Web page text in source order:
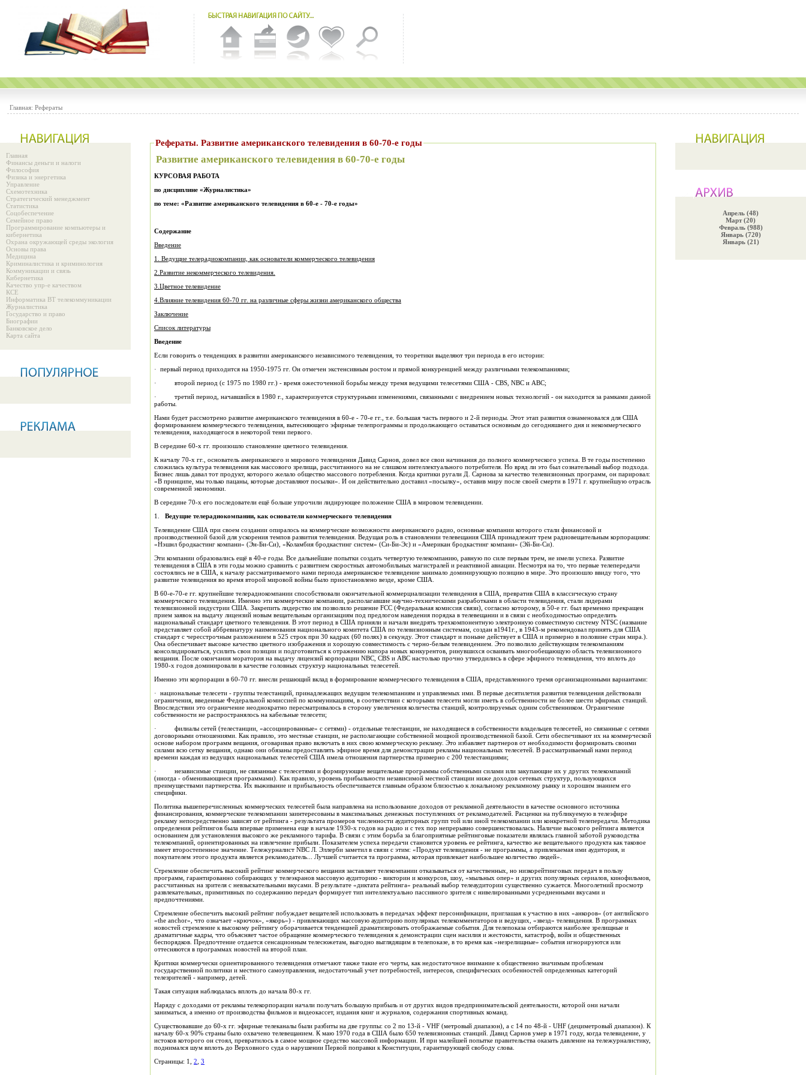
Главная: Рефераты
Главная
Финансы деньги и налоги
Философия
Физика и энергетика
Управление
Схемотехника
Стратегический менеджмент
Статистика
Соцобеспечение
Семейное право
Программирование компьютеры и
кибернетика
Охрана окружающей среды экология
Основы права
Медицина
Криминалистика и криминология
Коммуникации и связь
Кибернетика
Качество упр-е качеством
КСЕ
Информатика ВТ телекоммуникации
Журналистика
Государство и право
Биографии
Банковское дело
Карта сайта
Рефераты. Развитие американского телевидения в 60-70-е годы
Развитие американского телевидения в 60-70-е годы
КУРСОВАЯ РАБОТА
по дисциплине «Журналистика»
по теме: «Развитие американского телевидения в 60-е - 70-е годы»
Содержание
Введение
1. Ведущие телерадиокомпании, как основатели коммерческого телевидения
2.Развитие некоммерческого телевидения.
3.Цветное телевидение
4.Влияние телевидения 60-70 гг. на различные сферы жизни американского общества
Заключение
Список литературы
Введение
Если говорить о тенденциях в развитии американского независимого телевидения, то теоретики выделяют три периода в его истории:
· первый период приходится на 1950-1975 гг. Он отмечен экстенсивным ростом и прямой конкуренцией между различными телекомпаниями;
· второй период (с 1975 по 1980 гг.) - время ожесточенной борьбы между тремя ведущими телесетями США - CBS, NBC и АВС;
· третий период, начавшийся в 1980 г., характеризуется структурными изменениями, связанными с внедрением новых технологий - он находится за рамками данной
работы.
Нами будет рассмотрено развитие американского телевидения в 60-е - 70-е гг., т.е. большая часть первого и 2-й периоды. Этот этап развития ознаменовался для США
формированием коммерческого телевидения, вытесняющего эфирные телепрограммы и продолжающего оставаться основным до сегодняшнего дня и некоммерческого
телевидения, находящегося в некоторой тени первого.
В середине 60-х гг. произошло становление цветного телевидения.
К началу 70-х гг., основатель американского и мирового телевидения Давид Сарнов, довел все свои начинания до полного коммерческого успеха. В те годы постепенно
сложилась культура телевидения как массового зрелища, рассчитанного на не слишком интеллектуального потребителя. Но вряд ли это был сознательный выбор подхода.
Бизнес лишь давал тот продукт, которого желало общество массового потребления. Когда критики ругали Д. Сарнова за качество телевизионных программ, он парировал:
«В принципе, мы только пацаны, которые доставляют посылки». И он действительно доставил «посылку», оставив миру после своей смерти в 1971 г. крупнейшую отрасль
современной экономики.
В середине 70-х его последователи ещё больше упрочили лидирующее положение США в мировом телевидении.
1. Ведущие телерадиокомпании, как основатели коммерческого телевидения
Телевидение США при своем создании опиралось на коммерческие возможности американского радио, основные компании которого стали финансовой и
производственной базой для ускорения темпов развития телевидения. Ведущая роль в становлении телевещания США принадлежит трем радиовещательным корпорациям:
«Нэшнл бродкастинг компани» (Эн-Би-Си), «Коламбия бродкастинг систем» (Си-Би-Эс) и «Американ бродкастинг компани» (Эй-Би-Си).
Эти компании образовались ещё в 40-е годы. Все дальнейшие попытки создать четвертую телекомпанию, равную по силе первым трем, не имели успеха. Развитие
телевидения в США в эти годы можно сравнить с развитием скоростных автомобильных магистралей и реактивной авиации. Несмотря на то, что первые телепередачи
состоялись не в США, к началу рассматриваемого нами периода американское телевидение занимало доминирующую позицию в мире. Это произошло ввиду того, что
развитие телевидения во время второй мировой войны было приостановлено везде, кроме США.
В 60-е-70-е гг. крупнейшие телерадиокомпании способствовали окончательной коммерциализации телевидения в США, превратив США в классическую страну
коммерческого телевидения. Именно эти коммерческие компании, располагавшие научно-техническими разработками в области телевидения, стали лидерами
телевизионной индустрии США. Закрепить лидерство им позволило решение FCC (Федеральная комиссия связи), согласно которому, в 50-е гг. был временно прекращен
прием заявок на выдачу лицензий новым вещательным организациям под предлогом наведения порядка в телевещании и в связи с необходимостью определить
национальный стандарт цветного телевидения. В этот период в США приняли и начали внедрять трехкомпонентную электронную совместимую систему NTSC (название
представляет собой аббревиатуру наименования национального комитета США по телевизионным системам, создан в1941г., в 1943-м рекомендовал принять для США
стандарт с чересстрочным разложением в 525 строк при 30 кадрах (60 полях) в секунду. Этот стандарт и поныне действует в США и примерно в половине стран мира.).
Она обеспечивает высокое качество цветного изображения и хорошую совместимость с черно-белым телевидением. Это позволило действующим телекомпаниям
консолидироваться, усилить свои позиции и подготовиться к отражению напора новых конкурентов, ринувшихся осваивать многообещающую область телевизионного
вещания. После окончания моратория на выдачу лицензий корпорации NBC, CBS и ABC настолько прочно утвердились в сфере эфирного телевидения, что вплоть до
1980-х годов доминировали в качестве головных структур национальных телесетей.
Именно эти корпорации в 60-70 гг. внесли решающий вклад в формирование коммерческого телевидения в США, представленного тремя организационными вариантами:
· национальные телесети - группы телестанций, принадлежащих ведущим телекомпаниям и управляемых ими. В первые десятилетия развития телевидения действовали
ограничения, введенные Федеральной комиссией по коммуникациям, в соответствии с которыми телесети могли иметь в собственности не более шести эфирных станций.
Впоследствии это ограничение неоднократно пересматривалось в сторону увеличения количества станций, контролируемых одним собственником. Ограничение
собственности не распространялось на кабельные телесети;
· филиалы сетей (телестанции, «ассоциированные» с сетями) - отдельные телестанции, не находящиеся в собственности владельцев телесетей, но связанные с сетями
договорными отношениями. Как правило, это местные станции, не располагающие собственной мощной производственной базой. Сети обеспечивают их на коммерческой
основе набором программ вещания, оговаривая право включать в них свою коммерческую рекламу. Это избавляет партнеров от необходимости формировать своими
силами всю сетку вещания, однако они обязаны предоставлять эфирное время для демонстрации рекламы национальных телесетей. В рассматриваемый нами период
времени каждая из ведущих национальных телесетей США имела отношения партнерства примерно с 200 телестанциями;
· независимые станции, не связанные с телесетями и формирующие вещательные программы собственными силами или закупающие их у других телекомпаний
(иногда - обменивающиеся программами). Как правило, уровень прибыльности независимой местной станции ниже доходов сетевых структур, пользующихся
преимуществами партнерства. Их выживание и прибыльность обеспечивается главным образом близостью к локальному рекламному рынку и хорошим знанием его
специфики.
Политика вышеперечисленных коммерческих телесетей была направлена на использование доходов от рекламной деятельности в качестве основного источника
финансирования, коммерческие телекомпании заинтересованы в максимальных денежных поступлениях от рекламодателей. Расценки на публикуемую в телеэфире
рекламу непосредственно зависят от рейтинга - результата промеров численности аудиторных групп той или иной телекомпании или конкретной телепередачи. Методика
определения рейтингов была впервые применена еще в начале 1930-х годов на радио и с тех пор непрерывно совершенствовалась. Наличие высокого рейтинга является
основанием для установления высокого же рекламного тарифа. В связи с этим борьба за благоприятные рейтинговые показатели являлась главной заботой руководства
телекомпаний, ориентированных на извлечение прибыли. Показателем успеха передачи становится уровень ее рейтинга, качество же вещательного продукта как таковое
имеет второстепенное значение. Тележурналист NBC Л. Эллерби заметил в связи с этим: «Продукт телевидения - не программы, а привлекаемая ими аудитория, и
покупателем этого продукта является рекламодатель... Лучшей считается та программа, которая привлекает наибольшее количество людей».
Стремление обеспечить высокий рейтинг коммерческого вещания заставляет телекомпании отказываться от качественных, но низкорейтинговых передач в пользу
программ, гарантированно собирающих у телеэкранов массовую аудиторию - викторин и конкурсов, шоу, «мыльных опер» и других популярных сериалов, кинофильмов,
рассчитанных на зрителя с невзыскательными вкусами. В результате «диктата рейтинга» реальный выбор телеаудитории существенно сужается. Многолетний просмотр
развлекательных, примитивных по содержанию передач формирует тип интеллектуально пассивного зрителя с нивелированными усредненными вкусами и
предпочтениями.
Стремление обеспечить высокий рейтинг побуждает вещателей использовать в передачах эффект персонификации, приглашая к участию в них «анкоров» (от английского
«the anchor», что означает «крючок», «якорь») - привлекающих массовую аудиторию популярных телекомментаторов и ведущих, «звезд» телевидения. В программах
новостей стремление к высокому рейтингу оборачивается тенденцией драматизировать отображаемые события. Для телепоказа отбираются наиболее зрелищные и
драматичные кадры, что объясняет частое обращение коммерческого телевидения к демонстрации сцен насилия и жестокости, катастроф, войн и общественных
беспорядков. Предпочтение отдается сенсационным телесюжетам, выгодно выглядящим в телепоказе, в то время как «незрелищные» события игнорируются или
оттесняются в программах новостей на второй план.
Критики коммерчески ориентированного телевидения отмечают также такие его черты, как недостаточное внимание к общественно значимым проблемам
государственной политики и местного самоуправления, недостаточный учет потребностей, интересов, специфических особенностей определенных категорий
телезрителей - например, детей.
Такая ситуация наблюдалась вплоть до начала 80-х гг.
Наряду с доходами от рекламы телекорпорации начали получать большую прибыль и от других видов предпринимательской деятельности, которой они начали
заниматься, а именно от производства фильмов и видеокассет, издания книг и журналов, содержания спортивных команд.
Существовавшие до 60-х гг. эфирные телеканалы были разбиты на две группы: со 2 по 13-й - VHF (метровый диапазон), а с 14 по 48-й - UHF (дециметровый диапазон). К
началу 60-х 90% страны было охвачено телевещанием. К маю 1970 года в США было 650 телевизионных станций. Давид Сарнов умер в 1971 году, когда телевидение, у
истоков которого он стоял, превратилось в самое мощное средство массовой информации. И при малейшей попытке правительства оказать давление на тележурналистику,
поднимался шум вплоть до Верховного суда о нарушении Первой поправки к Конституции, гарантирующей свободу слова.
Страницы: 1, 2 3
Апрель (48)
Март (20)
Февраль (988)
Январь (720)
Январь (21)